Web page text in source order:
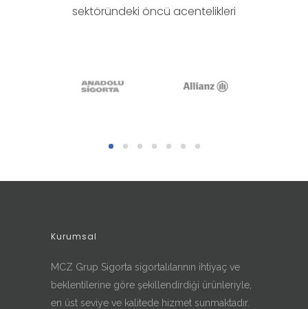
sektöründeki öncü acentelikleri
Kurumsal
MCZ Grup Sigorta sigortalılarının ihtiyaç ve
beklentilerine göre şekillendirdiği ürünleriyle,
en üst seviye ve kalitede hizmet sunmaktadır.